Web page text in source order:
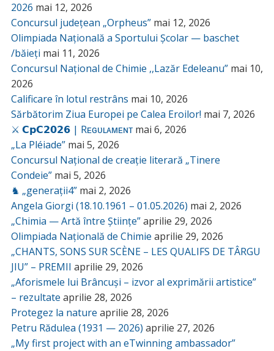
2026 mai 12, 2026
Concursul județean „Orpheus” mai 12, 2026
Olimpiada Națională a Sportului Școlar — baschet
/băieți mai 11, 2026
Concursul Național de Chimie ,,Lazăr Edeleanu” mai 10,
2026
Calificare în lotul restrâns mai 10, 2026
Sărbătorim Ziua Europei pe Calea Eroilor! mai 7, 2026
⚔️ 𝗖𝗽𝗖𝟮𝟬𝟮𝟲 | Rᴇɢᴜʟᴀᴍᴇɴᴛ mai 6, 2026
„La Pléiade” mai 5, 2026
Concursul Național de creație literară „Tinere
Condeie” mai 5, 2026
♞ „generații4” mai 2, 2026
Angela Giorgi (18.10.1961 – 01.05.2026) mai 2, 2026
„Chimia — Artă între Științe”aprilie 29, 2026
Olimpiada Națională de Chimie aprilie 29, 2026
„CHANTS, SONS SUR SCÈNE – LES QUALIFS DE TÂRGU
JIU” – PREMII aprilie 29, 2026
„Aforismele lui Brâncuși – izvor al exprimării artistice”
– rezultate aprilie 28, 2026
Protegez la nature aprilie 28, 2026
Petru Rădulea (1931 — 2026) aprilie 27, 2026
„My first project with an eTwinning ambassador”